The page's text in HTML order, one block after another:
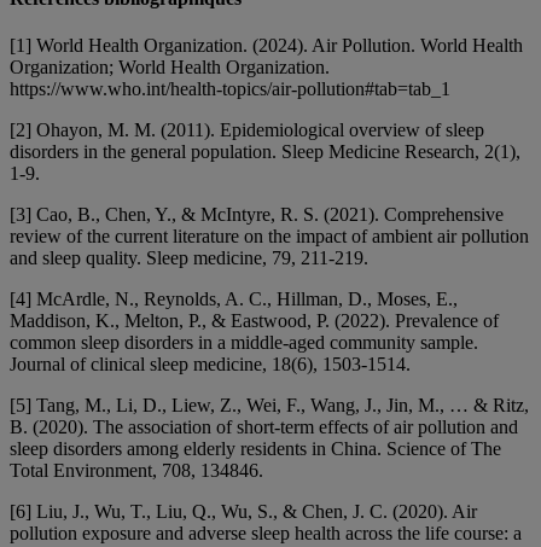
[1] World Health Organization. (2024). Air Pollution. World Health
Organization; World Health Organization.
https://www.who.int/health-topics/air-pollution#tab=tab_1‌
[2] Ohayon, M. M. (2011). Epidemiological overview of sleep
disorders in the general population. Sleep Medicine Research, 2(1),
1-9.
[3] Cao, B., Chen, Y., & McIntyre, R. S. (2021). Comprehensive
review of the current literature on the impact of ambient air pollution
and sleep quality. Sleep medicine, 79, 211-219.
[4] McArdle, N., Reynolds, A. C., Hillman, D., Moses, E.,
Maddison, K., Melton, P., & Eastwood, P. (2022). Prevalence of
common sleep disorders in a middle-aged community sample.
Journal of clinical sleep medicine, 18(6), 1503-1514.
[5] Tang, M., Li, D., Liew, Z., Wei, F., Wang, J., Jin, M., … & Ritz,
B. (2020). The association of short-term effects of air pollution and
sleep disorders among elderly residents in China. Science of The
Total Environment, 708, 134846.
[6] Liu, J., Wu, T., Liu, Q., Wu, S., & Chen, J. C. (2020). Air
pollution exposure and adverse sleep health across the life course: a